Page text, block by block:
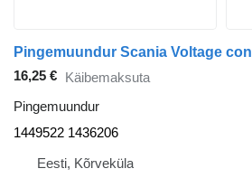
16,25 € Käibemaksuta
Pingemuundur
1449522 1436206
Eesti, Kõrveküla